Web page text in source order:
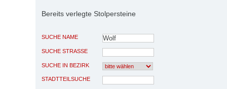
Bereits verlegte Stolpersteine
SUCHE NAME
SUCHE STRASSE
SUCHE IN BEZIRK
STADTTEILSUCHE